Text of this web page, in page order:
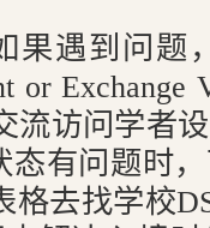
果遇到问题
or
流访问学者
态有问题时
格去找学校